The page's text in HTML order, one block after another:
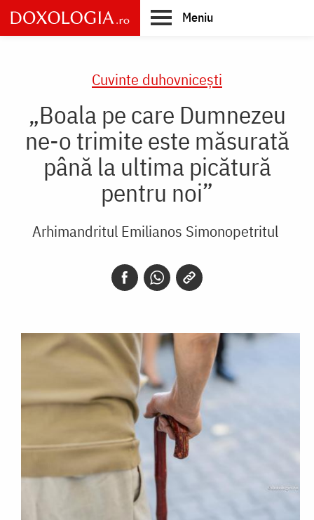
Skip
to
main
Meniu
Cuvinte duhovnicești
„Boala pe care Dumnezeu
ne-o trimite este măsurată
până la ultima picătură
pentru noi”
Arhimandritul Emilianos Simonopetritul